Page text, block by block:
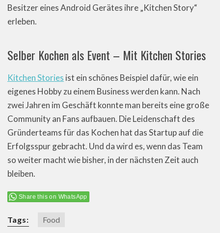
Besitzer eines Android Gerätes ihre „Kitchen Story“
erleben.
Selber Kochen als Event – Mit Kitchen Stories
Kitchen Stories ist ein schönes Beispiel dafür, wie ein
eigenes Hobby zu einem Business werden kann. Nach
zwei Jahren im Geschäft konnte man bereits eine große
Community an Fans aufbauen. Die Leidenschaft des
Gründerteams für das Kochen hat das Startup auf die
Erfolgsspur gebracht. Und da wird es, wenn das Team
so weiter macht wie bisher, in der nächsten Zeit auch
bleiben.
Share this on WhatsApp
Tags: Food